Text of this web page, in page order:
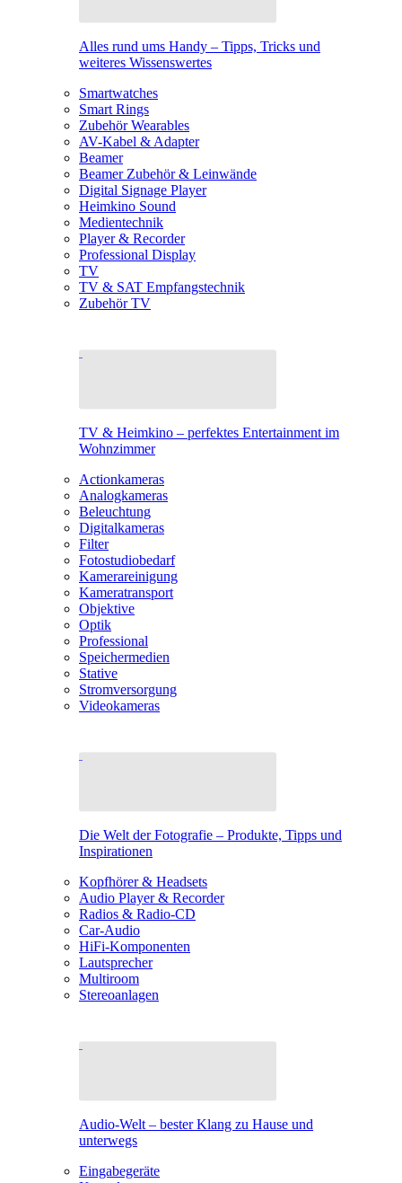
Alles rund ums Handy – Tipps, Tricks und
weiteres Wissenswertes
Smartwatches
Smart Rings
Zubehör Wearables
AV-Kabel & Adapter
Beamer
Beamer Zubehör & Leinwände
Digital Signage Player
Heimkino Sound
Medientechnik
Player & Recorder
Professional Display
TV
TV & SAT Empfangstechnik
Zubehör TV
TV & Heimkino – perfektes Entertainment im
Wohnzimmer
Actionkameras
Analogkameras
Beleuchtung
Digitalkameras
Filter
Fotostudiobedarf
Kamerareinigung
Kameratransport
Objektive
Optik
Professional
Speichermedien
Stative
Stromversorgung
Videokameras
Die Welt der Fotografie – Produkte, Tipps und
Inspirationen
Kopfhörer & Headsets
Audio Player & Recorder
Radios & Radio-CD
Car-Audio
HiFi-Komponenten
Lautsprecher
Multiroom
Stereoanlagen
Audio-Welt – bester Klang zu Hause und
unterwegs
Eingabegeräte